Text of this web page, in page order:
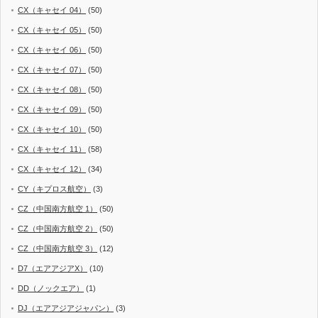
CX（キャセイ 04） (50)
CX（キャセイ 05） (50)
CX（キャセイ 06） (50)
CX（キャセイ 07） (50)
CX（キャセイ 08） (50)
CX（キャセイ 09） (50)
CX（キャセイ 10） (50)
CX（キャセイ 11） (58)
CX（キャセイ 12） (34)
CY（キプロス航空） (3)
CZ（中国南方航空 1） (50)
CZ（中国南方航空 2） (50)
CZ（中国南方航空 3） (12)
D7（エアアジアX） (10)
DD（ノックエア） (1)
DJ（エアアジアジャパン） (3)